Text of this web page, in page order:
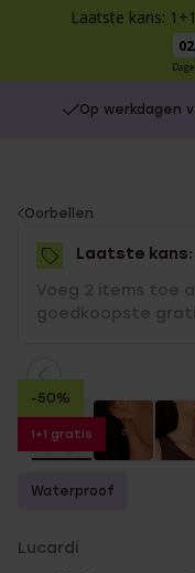
Laatste kans:
02
Op werkdagen
You
are
here:
Oorbellen
Laatste kans:
Voeg 2 items toe
goedkoopste
-50%
1+1 gratis
Waterproof
Lucardi